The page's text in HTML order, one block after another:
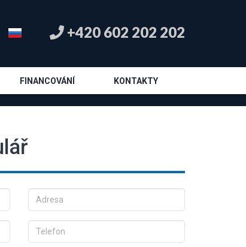
+420 602 202 202
FINANCOVÁNÍ KONTAKTY